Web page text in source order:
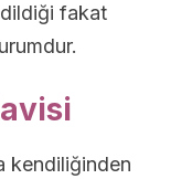
fakat
kendiliğinden